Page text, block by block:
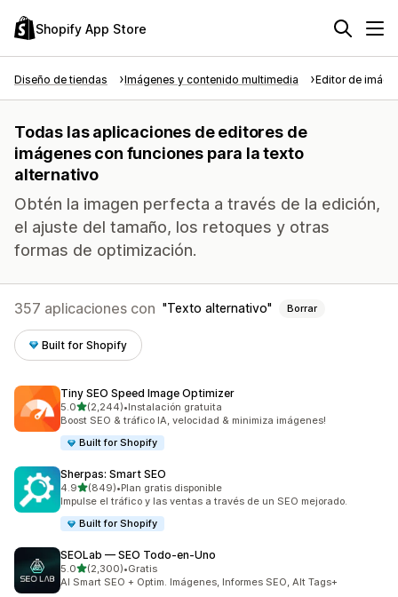
Shopify App Store
Diseño de tiendas Imágenes y contenido multimedia Editor de
Todas las aplicaciones de editores de
imágenes con funciones para la texto
alternativo
Obtén la imagen perfecta a través de la edición,
el ajuste del tamaño, los retoques y otras
formas de optimización.
357 aplicaciones con Texto alternativo Borrar
Built for Shopify
Tiny SEO Speed Image Optimizer
5.0de 5 estrellas
(2,244)
2244 reseñas en total
•Instalación gratuita
Boost SEO & tráfico IA, velocidad & minimiza imágenes!
Built for Shopify
Sherpas: Smart SEO
4.9de 5 estrellas
(849)
849 reseñas en total
•Plan gratis disponible
Impulse el tráfico y las ventas a través de un SEO mejorado.
Built for Shopify
SEOLab — SEO Todo‑en‑Uno
5.0de 5 estrellas
(2,300)
2300 reseñas en total
•Gratis
AI Smart SEO + Optim. Imágenes, Informes SEO, Alt Tags+